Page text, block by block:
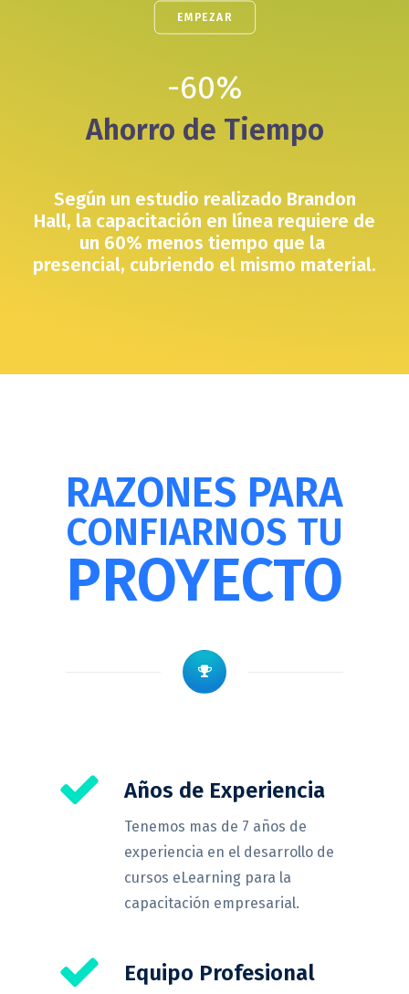
EMPEZAR
-60%
Ahorro de Tiempo
Según un estudio realizado Brandon
Hall, la capacitación en línea requiere de
un 60% menos tiempo que la
presencial, cubriendo el mismo material.
RAZONES PARA
CONFIARNOS TU
PROYECTO
Años de Experiencia
Tenemos mas de 7 años de
experiencia en el desarrollo de
cursos eLearning para la
capacitación empresarial.
Equipo Profesional